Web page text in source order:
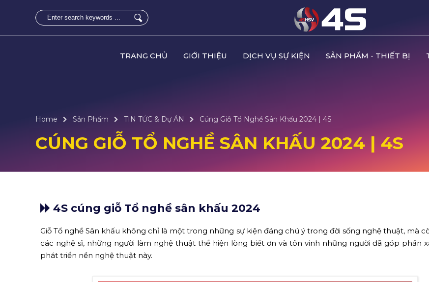
TRANG CHỦ GIỚI THIỆU DỊCH VỤ SỰ KIỆN SẢN PHẨM - THIẾT BỊ
Home Sản Phẩm TIN TỨC & Dự ÁN Cúng Giỗ Tổ Nghề Sân Khấu 2024 | 4S
CÚNG GIỖ TỔ NGHỀ SÂN KHẤU 2024 | 4S
4S cúng giỗ Tổ nghề sân khấu 2024
Giỗ Tổ nghề Sân khấu không chỉ là một trong những sự kiện đáng chú ý trong đời sống nghệ thuật, mà
các nghệ sĩ, những người làm nghệ thuật thể hiện lòng biết ơn và tôn vinh những người đã góp phần
phát triển nền nghệ thuật này.